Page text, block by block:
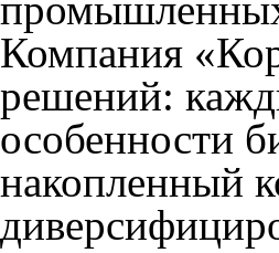
Компания
решений:
особенности
накопленный